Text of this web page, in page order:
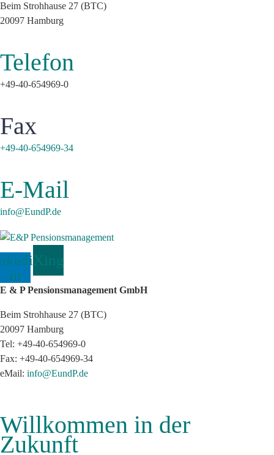
Beim Strohhause 27 (BTC)
20097 Hamburg
Telefon
+49-40-654969-0
Fax
+49-40-654969-34
E-Mail
info@EundP.de
in
E & P Pensionsmanagement GmbH
Beim Strohhause 27 (BTC)
20097 Hamburg
Tel: +49-40-654969-0
Fax: +49-40-654969-34
eMail: info@EundP.de
Willkommen in der
Zukunft